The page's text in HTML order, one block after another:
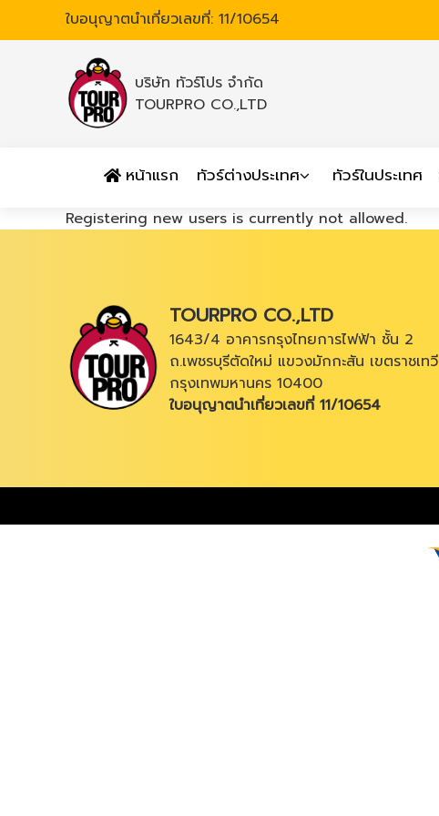
ใบอนุญาตนำเที่ยวเลขที่: 11/10654
บริษัท ทัวร์โปร จำกัด
TOURPRO CO.,LTD
หน้าแรก ทัวร์ต่างประเทศ ทัวร์ในประเทศ
Registering new users is currently not allowed.
TOURPRO CO.,LTD
1643/4 อาคารกรุงไทยการไฟฟ้า ชั้น 2
ถ.เพชรบุรีตัดใหม่ แขวงมักกะสัน เขตราชเทวี
กรุงเทพมหานคร 10400
ใบอนุญาตนำเที่ยวเลขที่ 11/10654